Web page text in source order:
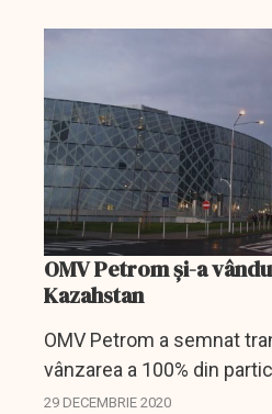
OMV Petrom și-a
Kazahstan
OMV Petrom a semnat
vânzarea a 100% din
Munai LLP (KOM) şi
29 DECEMBRIE 2020